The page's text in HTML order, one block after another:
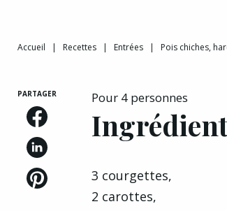
Accueil | Recettes | Entrées | Pois chiches,
PARTAGER Pour 4 personnes
3 courgettes,
2 carottes,